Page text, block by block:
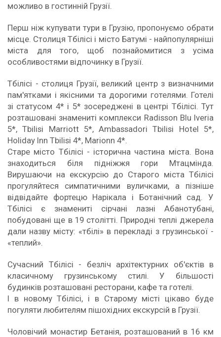
можливо в гостинній Грузії.
Перш ніж купувати тури в Грузію, пропонуємо обрати
місце. Столиця Тбілісі і місто Батумі - найпопулярніші
міста для того, щоб познайомитися з усіма
особливостями відпочинку в Грузії.
Тбілісі - столиця Грузії, великий центр з визначними
пам'ятками і якісними та дорогими готелями. Готелі
зі статусом 4* і 5* зосереджені в центрі Тбілісі. Тут
розташовані знамениті комплекси Radisson Blu Iveria
5*, Tbilisi Marriott 5*, Ambassadori Tbilisi Hotel 5*,
Holiday Inn Tbilisi 4*, Marionn 4*.
Старе місто Тбілісі - історична частина міста. Вона
знаходиться біля підніжжя гори Мтацмінда.
Вирушаючи на екскурсію до Старого міста Тбілісі
прогуляйтеся симпатичними вуличками, а пізніше
відвідайте фортецю Нарікала і Ботанічний сад. У
Тбілісі є знамениті сірчані лазні Абанотубані,
побудовані ще в 19 столітті. Природні теплі джерела
дали назву місту: «тбілі» в перекладі з грузинської -
«теплий».
Сучасний Тбілісі - безліч архітектурних об'єктів в
класичному грузинському стилі. У більшості
будинків розташовані ресторани, кафе та готелі.
І в новому Тбілісі, і в Старому місті цікаво буде
погуляти любителям пішохідних екскурсій в Грузії.
Чоловічий монастир Бетанія, розташований в 16 км